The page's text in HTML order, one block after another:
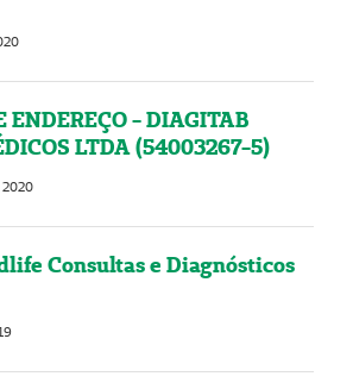
ENDEREÇO - DIAGITAB
LTDA (54003267-5)
2020
Consultas e Diagnósticos